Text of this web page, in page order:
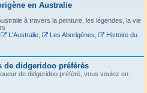
en Australie
à travers la peinture, les légendes, la vie
L'Australie, Les Aborigènes
Histoire du
de didgeridoo préférés
de didgeridoo préféré, vous voulez en